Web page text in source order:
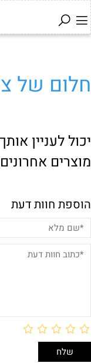
חלום של
יכול לעניין אותך
מוצרים
הוספת חוות דעת